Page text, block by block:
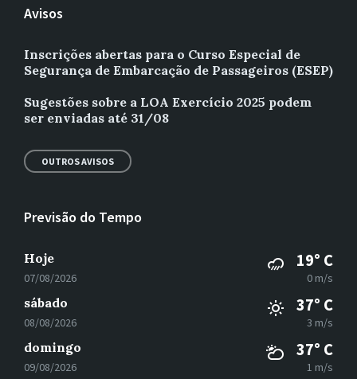
Avisos
Inscrições abertas para o Curso Especial de
Segurança de Embarcação de Passageiros (ESEP)
Sugestões sobre a LOA Exercício 2025 podem
ser enviadas até 31/08
OUTROS AVISOS
Previsão do Tempo
Hoje
07/08/2026
19° C
0 m/s
sábado
08/08/2026
37° C
3 m/s
domingo
09/08/2026
37° C
1 m/s